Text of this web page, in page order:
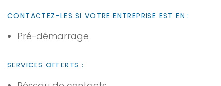
CONTACTEZ-LES SI VOTRE ENTREPRISE EST EN :
Pré-démarrage
SERVICES OFFERTS :